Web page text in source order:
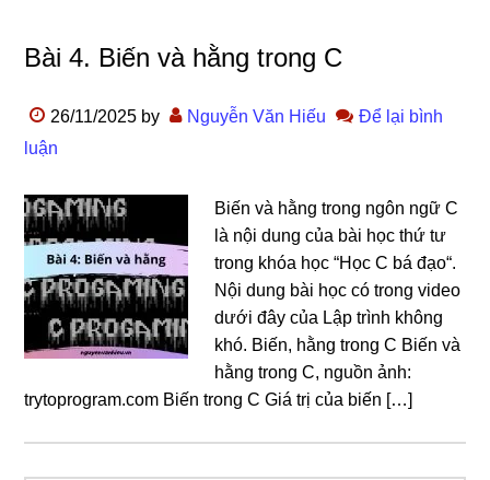
Bài 4. Biến và hằng trong C
26/11/2025 by Nguyễn Văn Hiếu
Để lại bình
luận
Biến và hằng trong ngôn ngữ C
là nội dung của bài học thứ tư
trong khóa học “Học C bá đạo“.
Nội dung bài học có trong video
dưới đây của Lập trình không
khó. Biến, hằng trong C Biến và
hằng trong C, nguồn ảnh:
trytoprogram.com Biến trong C Giá trị của biến […]